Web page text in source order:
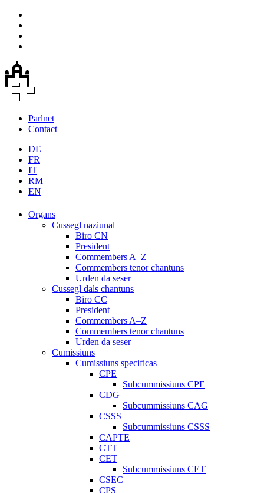
Parlnet
Contact
DE
FR
IT
RM
EN
Organs
Cussegl naziunal
Biro CN
President
Commembers A–Z
Commembers tenor chantuns
Urden da seser
Cussegl dals chantuns
Biro CC
President
Commembers A–Z
Commembers tenor chantuns
Urden da seser
Cumissiuns
Cumissiuns specificas
CPE
Subcummissiuns CPE
CDG
Subcummissiuns CAG
CSSS
Subcummissiuns CSSS
CAPTE
CTT
CET
Subcummissiuns CET
CSEC
CPS